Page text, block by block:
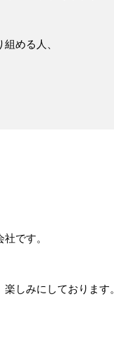
める人、
です。
しみにしております。